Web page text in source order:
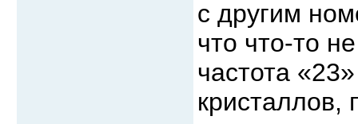
с другим
что что-то
частота
кристаллов,